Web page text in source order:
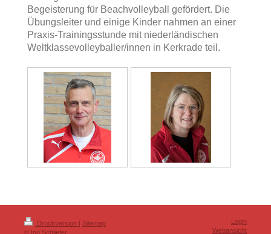
Begeisterung für Beachvolleyball gefördert. Die
Übungsleiter und einige Kinder nahmen an einer
Praxis-Trainingsstunde mit niederländischen
Weltklassevolleyballer/innen in Kerkrade teil.
Druckversion | Sitemap
© Ino Schliefer
Login
Webansicht